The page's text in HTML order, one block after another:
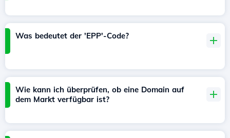
Was bedeutet der 'EPP'-Code?
Wie kann ich überprüfen, ob eine Domain auf
dem Markt verfügbar ist?